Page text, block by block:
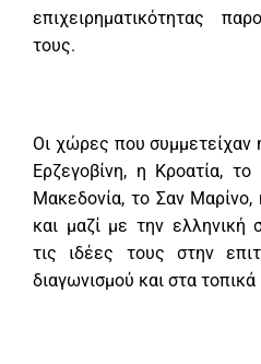
επιχειρηματικότητας
τους.
Οι χώρες που συμμετείχαν
Ερζεγοβίνη, η Κροατία,
Μακεδονία, το Σαν Μαρίνο,
και μαζί με την ελληνική
τις ιδέες τους στην
διαγωνισμού και στα